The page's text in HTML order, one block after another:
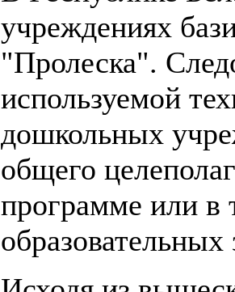
учреждениях
"Пролеска".
используемой
дошкольных
общего
программе или в
образовательных